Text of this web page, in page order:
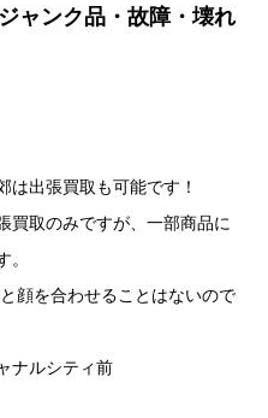
ャンク品・故障・壊れ
は出張買取も可能です！
買取のみですが、一部商品に
。
顔を合わせることはないので
ナルシティ前